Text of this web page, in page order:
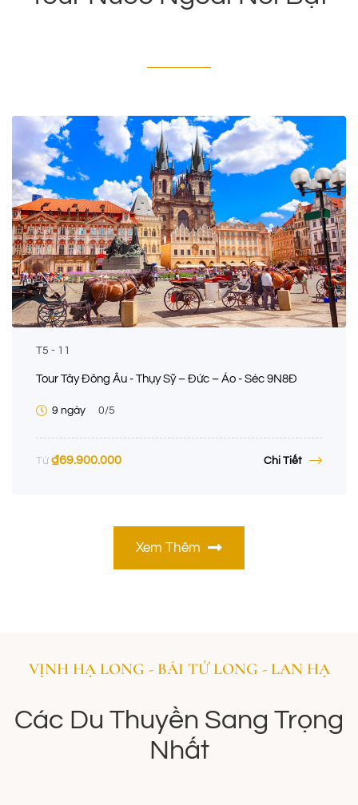
T5 - 11
Tour Tây Đông Âu - Thụy Sỹ – Đức – Áo - Séc 9N8Đ
9 ngày 0/5
Từ ₫69.900.000 Chi Tiết
Xem Thêm
VỊNH HẠ LONG - BÁI TỬ LONG - LAN HẠ
Các Du Thuyền Sang Trọng
Nhất